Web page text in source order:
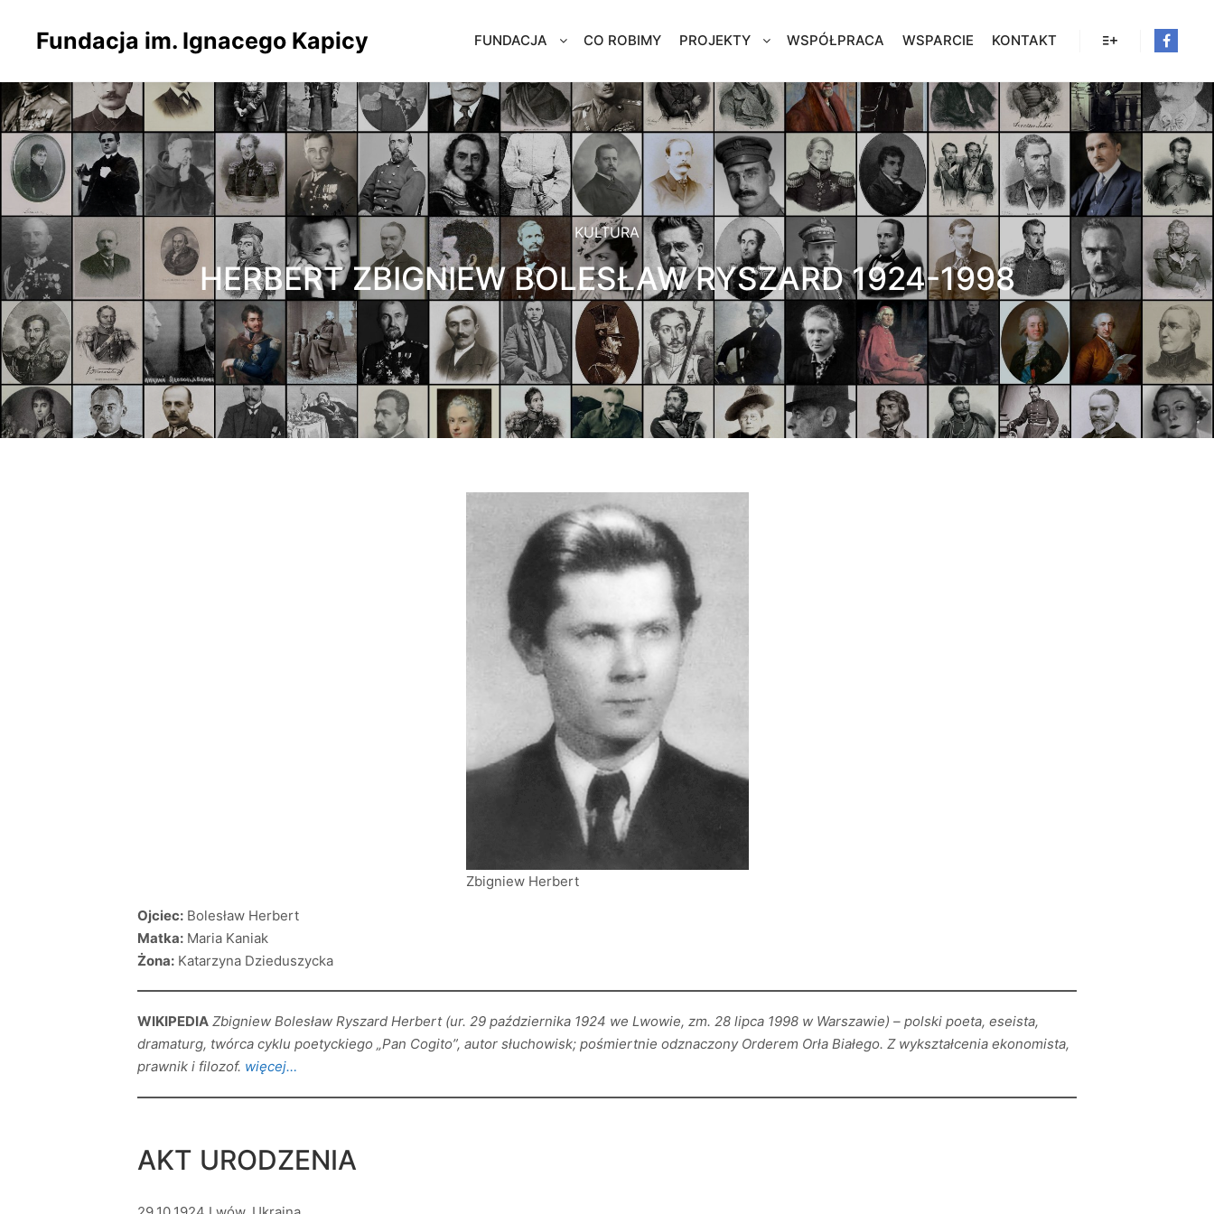
Fundacja im. Ignacego Kapicy FUNDACJA CO ROBIMY PROJEKTY WSPÓŁPRACA WSPARCIE KONTAKT
KULTURA
HERBERT ZBIGNIEW BOLESŁAW RYSZARD 1924-1998
Zbigniew Herbert
Ojciec: Bolesław Herbert
Matka: Maria Kaniak
Żona: Katarzyna Dzieduszycka
WIKIPEDIA Zbigniew Bolesław Ryszard Herbert (ur. 29 października 1924 we Lwowie, zm. 28 lipca 1998 w Warszawie) – polski poeta, eseista,
dramaturg, twórca cyklu poetyckiego „Pan Cogito”, autor słuchowisk; pośmiertnie odznaczony Orderem Orła Białego. Z wykształcenia ekonomista,
prawnik i filozof. więcej…
AKT URODZENIA